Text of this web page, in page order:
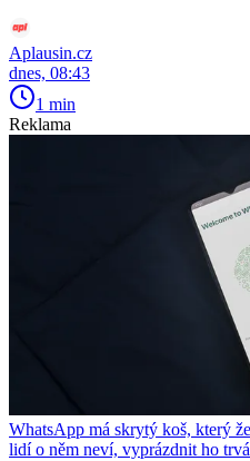
Aplausin.cz
dnes, 08:43
1 min
Reklama
WhatsApp má skrytý koš, který
lidí o něm neví, vyprázdnit ho